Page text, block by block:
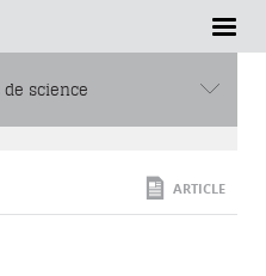
de science
ARTICLE